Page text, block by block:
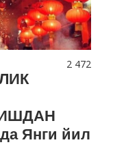
2 472
Янги йил